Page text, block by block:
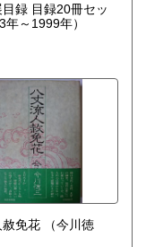
録 目録20冊セッ
年～1999年）
赦免花
（今川徳